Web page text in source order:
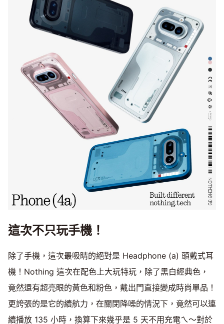
這次不只玩手機！
除了手機，這次最吸睛的絕對是 Headphone (a) 頭戴式耳
機！Nothing 這次在配色上大玩特玩，除了黑白經典色，
竟然還有超亮眼的黃色和粉色，戴出門直接變成時尚單品！
更誇張的是它的續航力，在關閉降噪的情況下，竟然可以連
續播放 135 小時，換算下來幾乎是 5 天不用充電ㄟ～對於